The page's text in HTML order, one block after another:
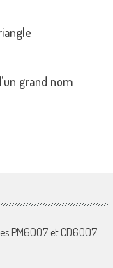
grand nom
PM6007 et CD6007